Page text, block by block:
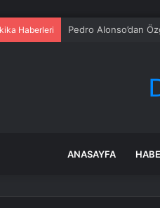
Haberleri Pedro Alonso’dan
ANASAYFA